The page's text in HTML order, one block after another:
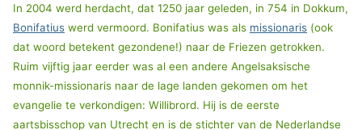
In 2004 werd herdacht, dat 1250 jaar geleden, in 754 in Dokkum,
Bonifatius werd vermoord. Bonifatius was als missionaris (ook
dat woord betekent gezondene!) naar de Friezen getrokken.
Ruim vijftig jaar eerder was al een andere Angelsaksische
monnik-missionaris naar de lage landen gekomen om het
evangelie te verkondigen: Willibrord. Hij is de eerste
aartsbisschop van Utrecht en is de stichter van de Nederlandse